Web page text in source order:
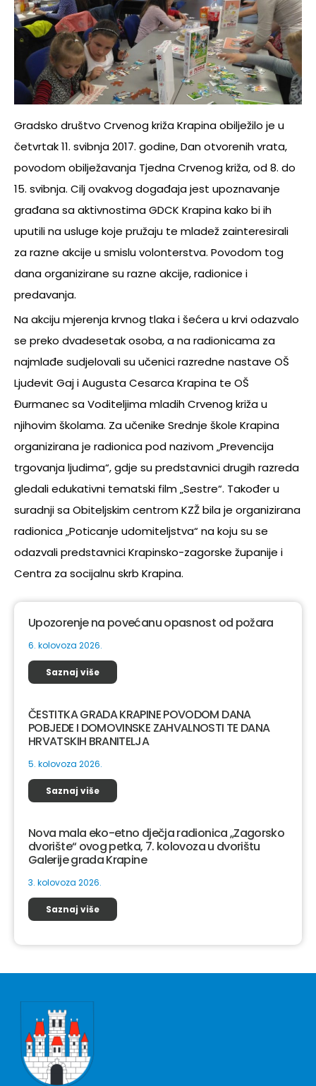
Gradsko društvo Crvenog križa Krapina obilježilo je u
četvrtak 11. svibnja 2017. godine, Dan otvorenih vrata,
povodom obilježavanja Tjedna Crvenog križa, od 8. do
15. svibnja. Cilj ovakvog događaja jest upoznavanje
građana sa aktivnostima GDCK Krapina kako bi ih
uputili na usluge koje pružaju te mladež zainteresirali
za razne akcije u smislu volonterstva. Povodom tog
dana organizirane su razne akcije, radionice i
predavanja.
Na akciju mjerenja krvnog tlaka i šećera u krvi odazvalo
se preko dvadesetak osoba, a na radionicama za
najmlađe sudjelovali su učenici razredne nastave OŠ
Ljudevit Gaj i Augusta Cesarca Krapina te OŠ
Đurmanec sa Voditeljima mladih Crvenog križa u
njihovim školama. Za učenike Srednje škole Krapina
organizirana je radionica pod nazivom „Prevencija
trgovanja ljudima“, gdje su predstavnici drugih razreda
gledali edukativni tematski film „Sestre“. Također u
suradnji sa Obiteljskim centrom KZŽ bila je organizirana
radionica „Poticanje udomiteljstva“ na koju su se
odazvali predstavnici Krapinsko-zagorske županije i
Centra za socijalnu skrb Krapina.
Upozorenje na povećanu opasnost od požara
6. kolovoza 2026.
Saznaj više
ČESTITKA GRADA KRAPINE POVODOM DANA
POBJEDE I DOMOVINSKE ZAHVALNOSTI TE DANA
HRVATSKIH BRANITELJA
5. kolovoza 2026.
Saznaj više
Nova mala eko-etno dječja radionica „Zagorsko
dvorište“ ovog petka, 7. kolovoza u dvorištu
Galerije grada Krapine
3. kolovoza 2026.
Saznaj više